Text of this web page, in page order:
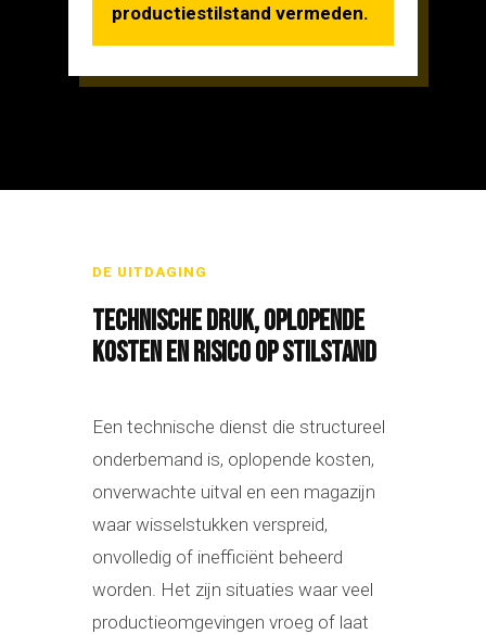
productiestilstand vermeden.
DE UITDAGING
TECHNISCHE DRUK, OPLOPENDE
KOSTEN EN RISICO OP STILSTAND
Een technische dienst die structureel
onderbemand is, oplopende kosten,
onverwachte uitval en een magazijn
waar wisselstukken verspreid,
onvolledig of inefficiënt beheerd
worden. Het zijn situaties waar veel
productieomgevingen vroeg of laat